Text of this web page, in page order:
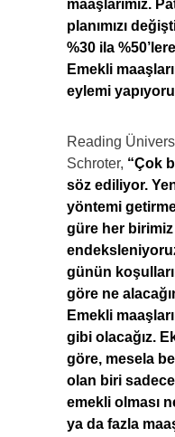
maaşlarımız.
planımızı
%30 ila
Emekli
eylemi
Reading
Schroter, “Çok
söz ediliyor.
yöntemi
güre her birimiz
günün
göre ne
Emekli
gibi olacağız.
göre, mesela
olan biri
emekli olması
ya da fazla